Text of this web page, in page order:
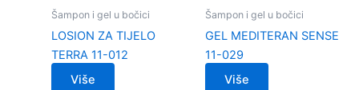
Šampon i gel u bočici
LOSION ZA TIJELO
TERRA 11-012
Više
Šampon i gel u bočici
GEL MEDITERAN SENSE
11-029
Više